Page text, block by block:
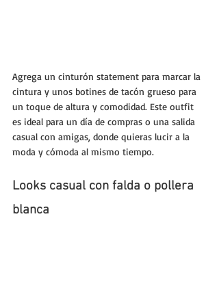
Agrega un cinturón statement para marcar la
cintura y unos botines de tacón grueso para
un toque de altura y comodidad. Este outfit
es ideal para un día de compras o una salida
casual con amigas, donde quieras lucir a la
moda y cómoda al mismo tiempo.
Looks casual con falda o pollera
blanca